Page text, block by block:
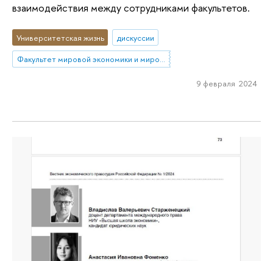
взаимодействия между сотрудниками факультетов.
Университетская жизнь
дискуссии
Факультет мировой экономики и мировой политики
9 февраля 2024